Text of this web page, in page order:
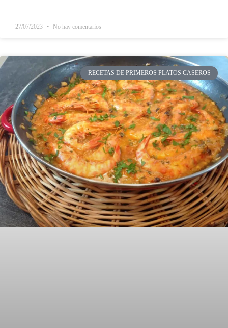
27/07/2023 No hay comentarios
RECETAS DE PRIMEROS PLATOS CASEROS